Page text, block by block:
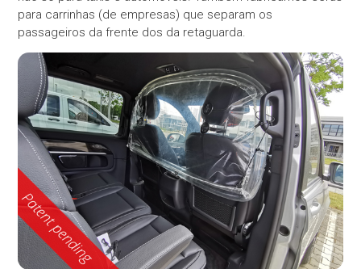
para carrinhas (de empresas) que separam os
passageiros da frente dos da retaguarda.